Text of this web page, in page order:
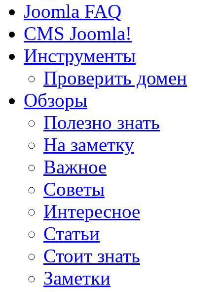
Joomla FAQ
CMS Joomla!
Инструменты
Проверить домен
Обзоры
Полезно знать
На заметку
Важное
Советы
Интересное
Статьи
Стоит знать
Заметки